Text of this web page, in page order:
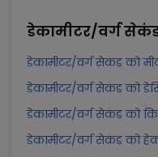
डेकामीटर/वर्ग
डेकामीटर/वर्ग सेकंड को
डेकामीटर/वर्ग सेकंड को
डेकामीटर/वर्ग सेकंड को
डेकामीटर/वर्ग सेकंड को